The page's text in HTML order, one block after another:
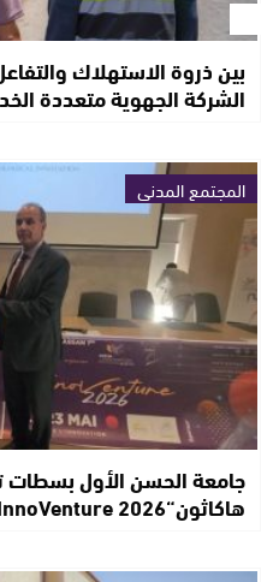
بين ذروة الاستهلاك
الشركة الجهوية متعددة
المجتمع المدني
جامعة الحسن الأول بسطات
هاكاثون“InnoVenture 2026” لتعزيز الابتكار…